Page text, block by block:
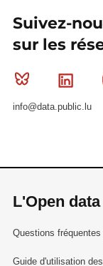
Suivez-
sur les
Bluesky
info@data.public.lu
L'Open data
Questions fréquentes
Guide d'utilisation